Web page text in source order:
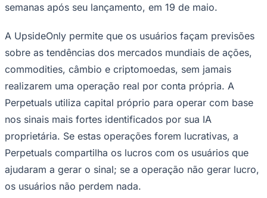
Hub de Negócios
Selo Verificado
Portal Educacional
Agenda de Vestibulares
Vagas de Emprego
Panorama Econômico
Panorama Econômico
Para Sua Empresa
Anuncie no Portal
Verificar EmpresaNovo
Anunciar Vagas
Novo
Publicidade Legal
semanas após seu lançamento, em 19 de maio.
A UpsideOnly permite que os usuários façam previsões
sobre as tendências dos mercados mundiais de ações,
commodities, câmbio e criptomoedas, sem jamais
realizarem uma operação real por conta própria. A
Perpetuals utiliza capital próprio para operar com base
nos sinais mais fortes identificados por sua IA
proprietária. Se estas operações forem lucrativas, a
Perpetuals compartilha os lucros com os usuários que
ajudaram a gerar o sinal; se a operação não gerar lucro,
os usuários não perdem nada.